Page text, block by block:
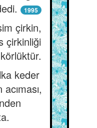
1995
çirkin,
çirkinliği
keder